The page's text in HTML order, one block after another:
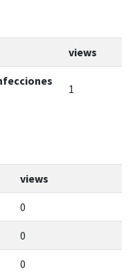
views
1
views
0
0
0